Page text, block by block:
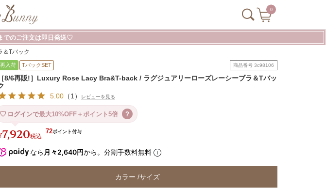
0
でのご注文は即日発送♡
＆Tバック
再入荷 TバックSET 商品番号 3c98106
［8/6再販!］Luxury Rose Lacy Bra&T-back / ラグジュアリーローズレーシーブラ＆Tバッ
5.00 （1 ） レビューを見る
ログインで最大10%OFF＋ポイント5倍 ?
7,920税込
72
なら 月々2,640円から。分割手数料無料
カラー サイズ